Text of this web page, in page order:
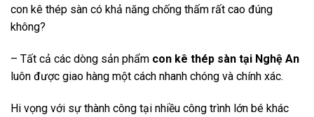
con kê thép sàn có khả năng chống thấm rất cao đúng
không?
– Tất cả các dòng sản phẩm con kê thép sàn tại Nghệ An
luôn được giao hàng một cách nhanh chóng và chính xác.
Hi vọng với sự thành công tại nhiều công trình lớn bé khác